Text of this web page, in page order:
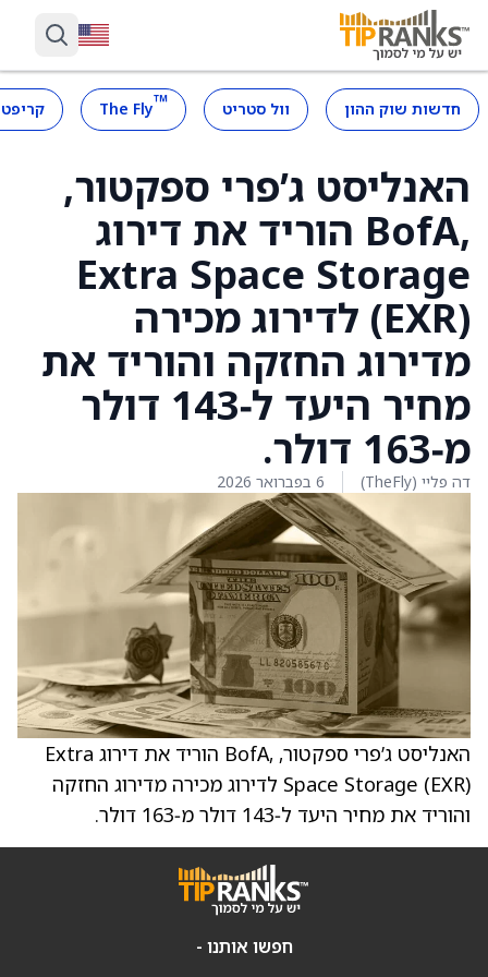
חדשות שוק ההון וול סטריט ™
The Fly
האנליסט ג’פרי ספקטור,
,BofA הוריד את דירוג
Extra Space Storage
(EXR) לדירוג מכירה
מדירוג החזקה והוריד את
מחיר היעד ל‑143 דולר
מ‑163 דולר.
דה פליי (TheFly) 6 בפברואר 2026
האנליסט ג’פרי ספקטור, ,BofA הוריד את דירוג Extra
Space Storage (EXR) לדירוג מכירה מדירוג החזקה
והוריד את מחיר היעד ל‑143 דולר מ‑163 דולר.
חפשו אותנו -